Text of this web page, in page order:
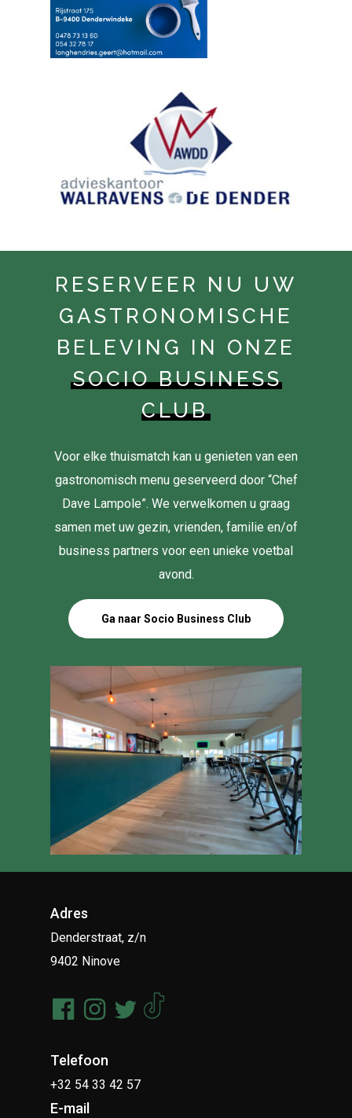
RESERVEER NU UW
GASTRONOMISCHE
BELEVING IN ONZE
SOCIO BUSINESS
CLUB
Voor elke thuismatch kan u genieten van een
gastronomisch menu geserveerd door “Chef
Dave Lampole”. We verwelkomen u graag
samen met uw gezin, vrienden, familie en/of
business partners voor een unieke voetbal
avond.
Ga naar Socio Business Club
Adres
Denderstraat, z/n
9402 Ninove
Telefoon
+32 54 33 42 57
E-mail